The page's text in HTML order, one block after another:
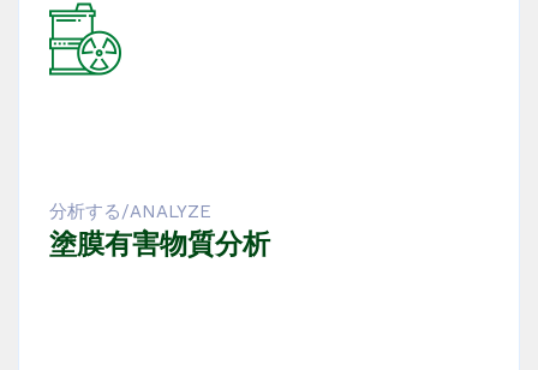
分析する/ANALYZE
塗膜有害物質分析